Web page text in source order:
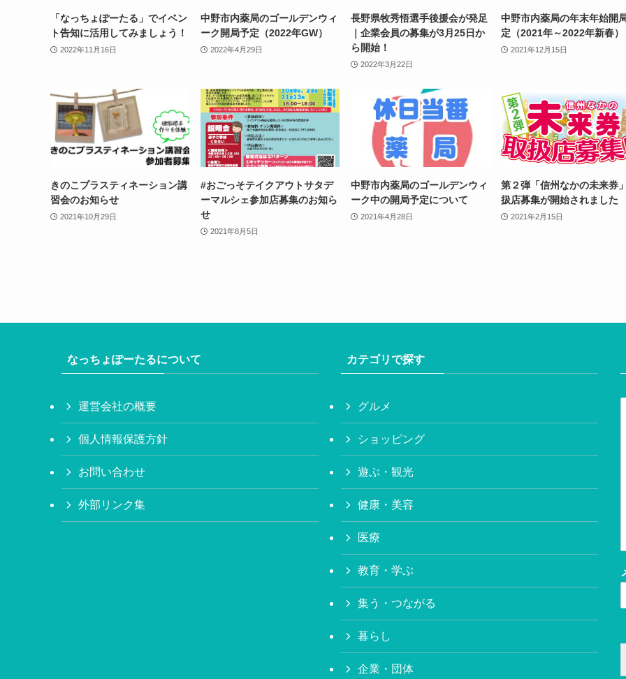
「なっちょぽーたる」でイベン
ト告知に活用してみましょう！
2022年11月16日
中野市内薬局のゴールデンウィ
ーク開局予定（2022年GW）
2022年4月29日
長野県牧秀悟選手後援会が発足
｜企業会員の募集が3月25日か
ら開始！
2022年3月22日
中野市内薬局の年末年始開
定（2021年～2022年新春）
2021年12月15日
きのこプラスティネーション講
習会のお知らせ
2021年10月29日
#おごっそテイクアウトサタデ
ーマルシェ参加店募集のお知ら
せ
2021年8月5日
中野市内薬局のゴールデンウィ
ーク中の開局予定について
2021年4月28日
第２弾「信州なかの未来券
扱店募集が開始されました
2021年2月15日
なっちょぽーたるについて
運営会社の概要
個人情報保護方針
お問い合わせ
外部リンク集
カテゴリで探す
グルメ
ショッピング
遊ぶ・観光
健康・美容
医療
教育・学ぶ
集う・つながる
暮らし
企業・団体